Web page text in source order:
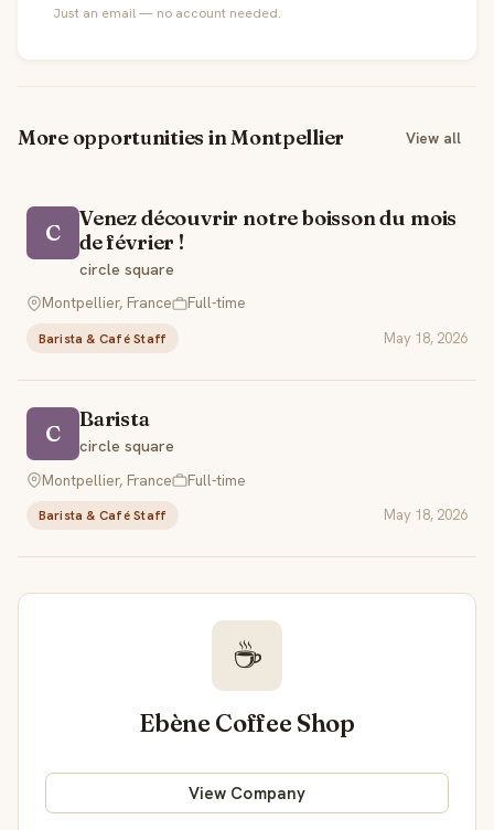
Just an email — no account needed.
More opportunities in Montpellier View all
C
Venez découvrir notre boisson du mois
de février !
circle square
Montpellier, France
Full-time
Barista & Café Staff May 18, 2026
C
Barista
circle square
Montpellier, France
Full-time
Barista & Café Staff May 18, 2026
☕
Ebène Coffee Shop
View Company